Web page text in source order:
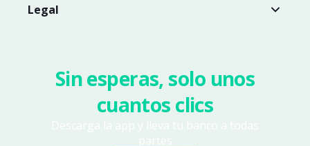
Legal
Sin esperas, solo unos
cuantos clics